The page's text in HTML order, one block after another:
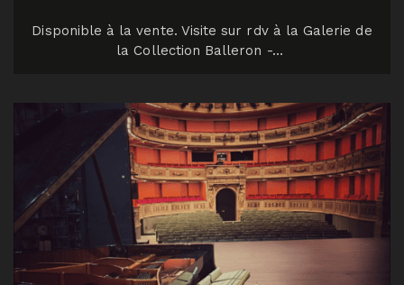
Disponible à la vente. Visite sur rdv à la Galerie de
la Collection Balleron -…